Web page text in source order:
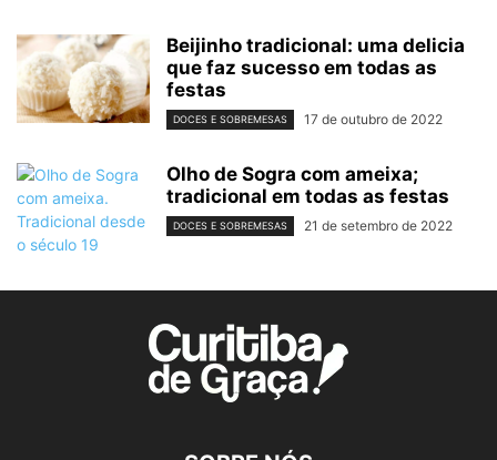
Beijinho tradicional: uma delicia
que faz sucesso em todas as
festas
DOCES E SOBREMESAS 17 de outubro de 2022
Olho de Sogra com ameixa;
tradicional em todas as festas
DOCES E SOBREMESAS 21 de setembro de 2022